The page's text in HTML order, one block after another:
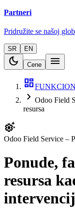
Partneri
Pridružite se našoj
SR EN
dark_mode Cene
menu
dashboard
chevron_right Odoo Field
resursa
settings_suggest
Odoo Field Service –
Ponude,
resursa